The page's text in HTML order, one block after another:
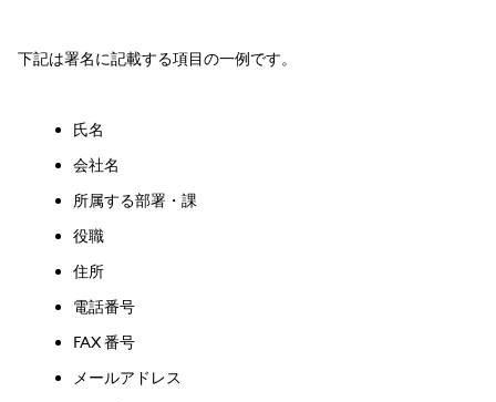
下記は署名に記載する項目の一例です。
氏名
会社名
所属する部署・課
役職
住所
電話番号
FAX 番号
メールアドレス